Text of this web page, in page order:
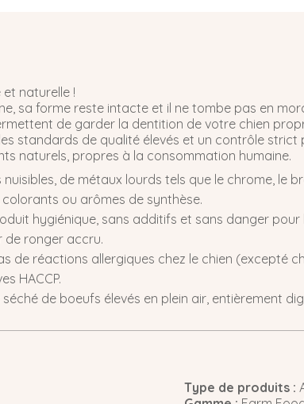
naturelle !
sa forme reste intacte et il ne tombe pas en
de garder la dentition de votre chien
standards de qualité élevés et un contrôle strict
naturels, propres à la consommation humaine.
de métaux lourds tels que le chrome, le
ou arômes de synthèse.
hygiénique, sans additifs et sans danger pour
de ronger accru.
de réactions allergiques chez le chien (excepté
HACCP.
de boeufs élevés en plein air, entièrement
Type de produits :